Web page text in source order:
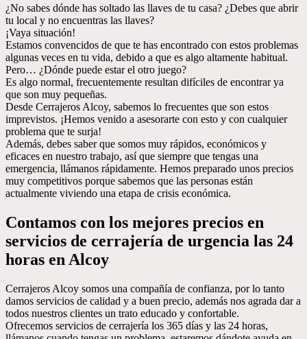
¿No sabes dónde has soltado las llaves de tu casa? ¿Debes que abrir
tu local y no encuentras las llaves?
¡Vaya situación!
Estamos convencidos de que te has encontrado con estos problemas
algunas veces en tu vida, debido a que es algo altamente habitual.
Pero… ¿Dónde puede estar el otro juego?
Es algo normal, frecuentemente resultan difíciles de encontrar ya
que son muy pequeñas.
Desde Cerrajeros Alcoy, sabemos lo frecuentes que son estos
imprevistos. ¡Hemos venido a asesorarte con esto y con cualquier
problema que te surja!
Además, debes saber que somos muy rápidos, económicos y
eficaces en nuestro trabajo, así que siempre que tengas una
emergencia, llámanos rápidamente. Hemos preparado unos precios
muy competitivos porque sabemos que las personas están
actualmente viviendo una etapa de crisis económica.
Contamos con los mejores precios en
servicios de cerrajería de urgencia las 24
horas en Alcoy
Cerrajeros Alcoy somos una compañía de confianza, por lo tanto
damos servicios de calidad y a buen precio, además nos agrada dar a
todos nuestros clientes un trato educado y confortable.
Ofrecemos servicios de cerrajería los 365 días y las 24 horas,